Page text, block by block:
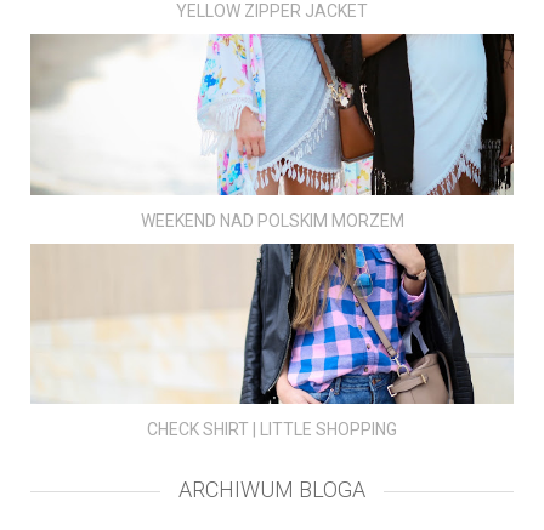
YELLOW ZIPPER JACKET
WEEKEND NAD POLSKIM MORZEM
CHECK SHIRT | LITTLE SHOPPING
ARCHIWUM BLOGA